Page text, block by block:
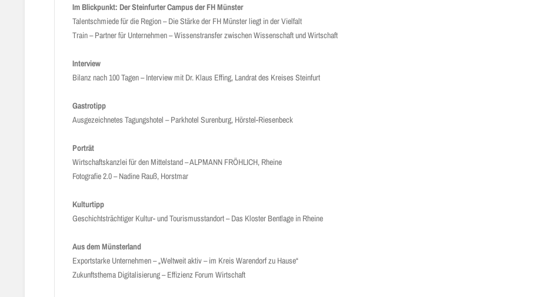
Im Blickpunkt: Der Steinfurter Campus der FH Münster
Talentschmiede für die Region – Die Stärke der FH Münster liegt in der Vielfalt
Train – Partner für Unternehmen – Wissenstransfer zwischen Wissenschaft und Wirtschaft
Interview
Bilanz nach 100 Tagen – Interview mit Dr. Klaus Effing, Landrat des Kreises Steinfurt
Gastrotipp
Ausgezeichnetes Tagungshotel – Parkhotel Surenburg, Hörstel-Riesenbeck
Porträt
Wirtschaftskanzlei für den Mittelstand – ALPMANN FRÖHLICH, Rheine
Fotografie 2.0 – Nadine Rauß, Horstmar
Kulturtipp
Geschichtsträchtiger Kultur- und Tourismusstandort – Das Kloster Bentlage in Rheine
Aus dem Münsterland
Exportstarke Unternehmen – „Weltweit aktiv – im Kreis Warendorf zu Hause“
Zukunftsthema Digitalisierung – Effizienz Forum Wirtschaft